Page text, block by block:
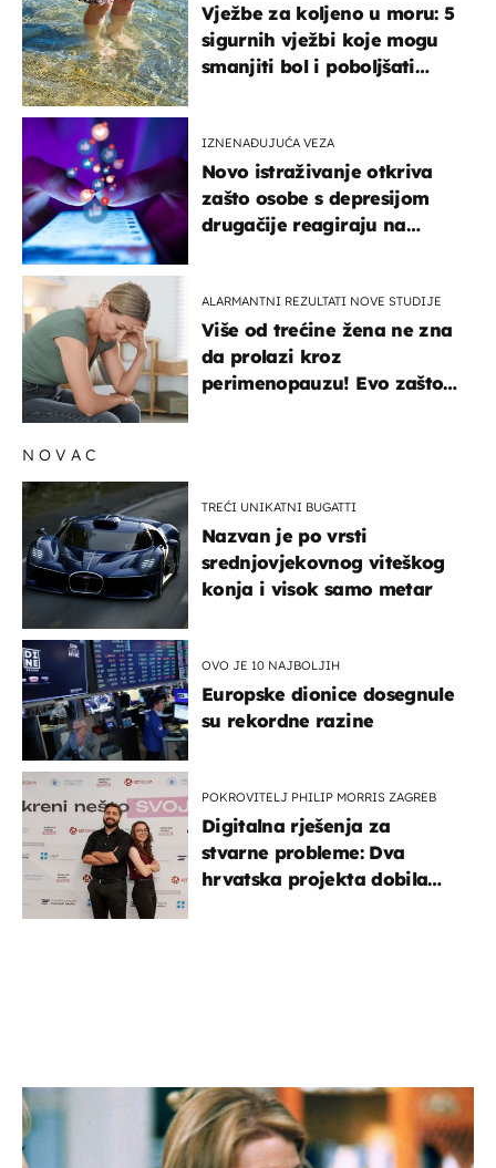
Vježbe za koljeno u moru: 5
sigurnih vježbi koje mogu
smanjiti bol i poboljšati
IZNENAĐUJUĆA VEZA
Novo istraživanje otkriva
zašto osobe s depresijom
drugačije reagiraju na
ALARMANTNI REZULTATI NOVE STUDIJE
Više od trećine žena ne zna
da prolazi kroz
perimenopauzu! Evo zašto
NOVAC
TREĆI UNIKATNI BUGATTI
Nazvan je po vrsti
srednjovjekovnog viteškog
konja i visok samo metar
OVO JE 10 NAJBOLJIH
Europske dionice dosegnule
su rekordne razine
POKROVITELJ PHILIP MORRIS ZAGREB
Digitalna rješenja za
stvarne probleme: Dva
hrvatska projekta dobila